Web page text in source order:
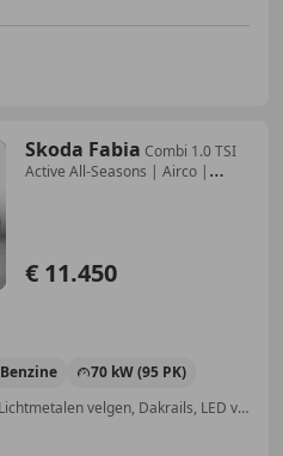
Skoda Fabia Combi 1.0 TSI
Active All-Seasons | Airco |
€ 11.450
Benzine
70 kW (95 PK)
Trekhaak, Alarm, Cruise control, Lichtmetalen velgen, Dakrails, LED verlichting, Bandenspanningscontrole, Startonderbreker